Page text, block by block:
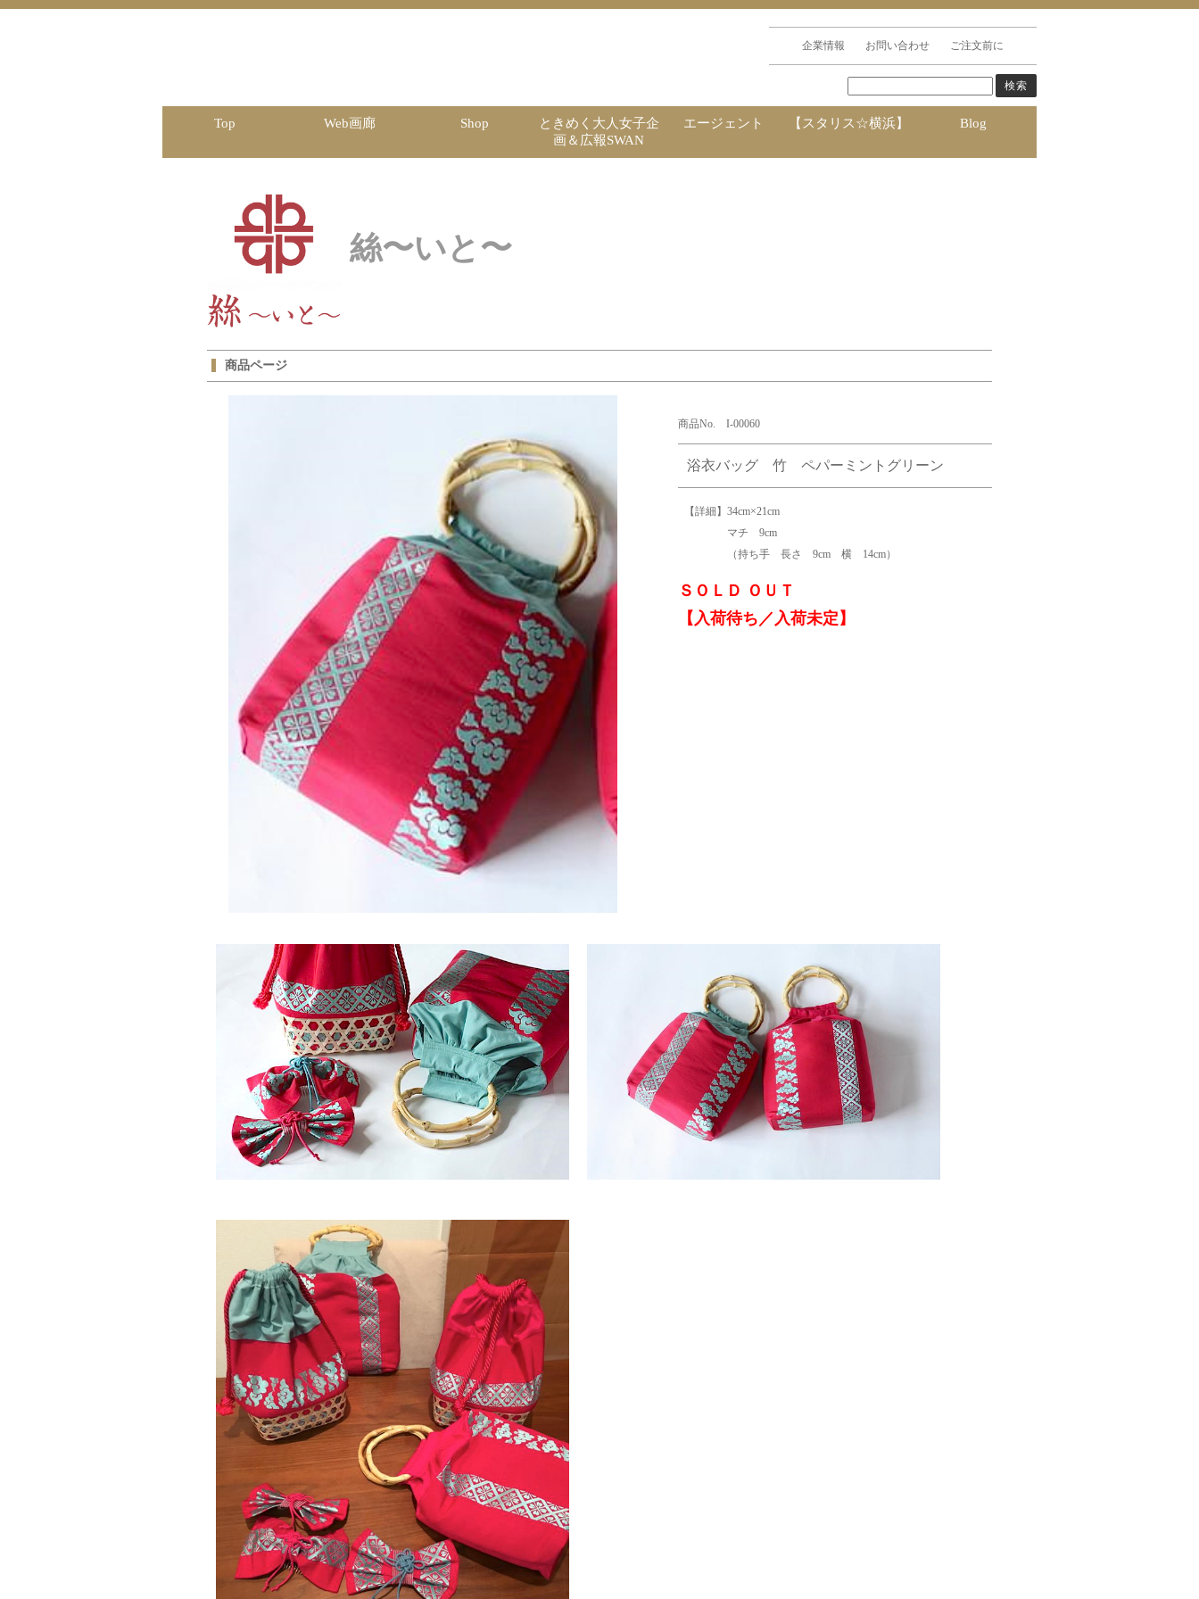
企業情報 お問い合わせ ご注文前に
Top Web画廊 Shop
ときめく大人女子企
画＆広報SWAN
エージェント 【スタリス☆横浜】 Blog
絲〜いと〜
商品ページ
商品No. I-00060
浴衣バッグ 竹 ペパーミントグリーン
【詳細】34cm×21cm
マチ 9cm
（持ち手 長さ 9cm 横 14cm）
ＳＯＬＤ ＯＵＴ
【入荷待ち／入荷未定】